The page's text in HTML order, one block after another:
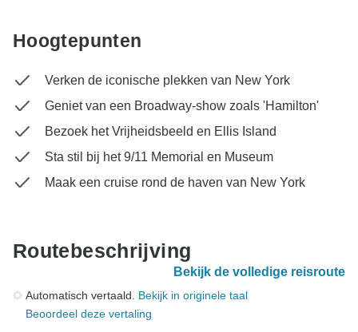
Hoogtepunten
Verken de iconische plekken van New York
Geniet van een Broadway-show zoals 'Hamilton'
Bezoek het Vrijheidsbeeld en Ellis Island
Sta stil bij het 9/11 Memorial en Museum
Maak een cruise rond de haven van New York
Routebeschrijving
Bekijk de volledige reisroute
Automatisch vertaald. Bekijk in originele taal
Beoordeel deze vertaling